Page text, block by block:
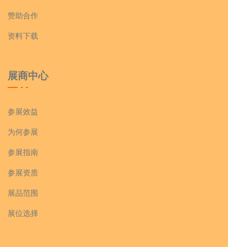
赞助合作
资料下载
展商中心
参展效益
为何参展
参展指南
参展资质
展品范围
展位选择